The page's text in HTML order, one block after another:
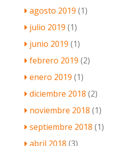
agosto 2019 (1)
julio 2019 (1)
junio 2019 (1)
febrero 2019 (2)
enero 2019 (1)
diciembre 2018 (2)
noviembre 2018 (1)
septiembre 2018 (1)
abril 2018 (3)